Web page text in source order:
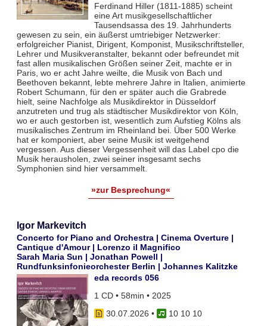
Ferdinand Hiller (1811-1885) scheint
eine Art musikgesellschaftlicher
Tausendsassa des 19. Jahrhunderts
gewesen zu sein, ein äußerst umtriebiger Netzwerker:
erfolgreicher Pianist, Dirigent, Komponist, Musikschriftsteller,
Lehrer und Musikveranstalter, bekannt oder befreundet mit
fast allen musikalischen Größen seiner Zeit, machte er in
Paris, wo er acht Jahre weilte, die Musik von Bach und
Beethoven bekannt, lebte mehrere Jahre in Italien, animierte
Robert Schumann, für den er später auch die Grabrede
hielt, seine Nachfolge als Musikdirektor in Düsseldorf
anzutreten und trug als städtischer Musikdirektor von Köln,
wo er auch gestorben ist, wesentlich zum Aufstieg Kölns als
musikalisches Zentrum im Rheinland bei. Über 500 Werke
hat er komponiert, aber seine Musik ist weitgehend
vergessen. Aus dieser Vergessenheit will das Label cpo die
Musik herausholen, zwei seiner insgesamt sechs
Symphonien sind hier versammelt.
»zur Besprechung«
Igor Markevitch
Concerto for Piano and Orchestra | Cinema Overture |
Cantique d'Amour | Lorenzo il Magnifico
Sarah Maria Sun | Jonathan Powell |
Rundfunksinfonieorchester Berlin | Johannes Kalitzke
eda records 056
1 CD • 58min • 2025
30.07.2026 •
10 10 10